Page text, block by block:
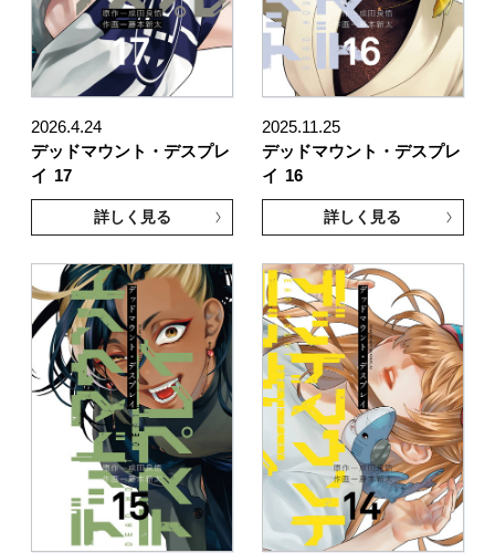
2026.4.24
デッドマウント・デスプレ
イ 17
詳しく見る
2025.11.25
デッドマウント・デスプレ
イ 16
詳しく見る